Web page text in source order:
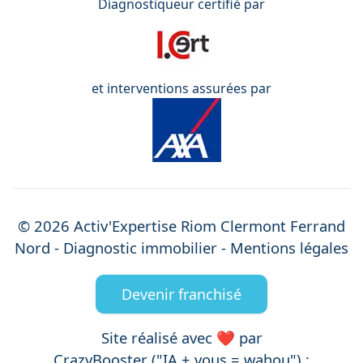
Diagnostiqueur certifié par
et interventions assurées par
© 2026 Activ'Expertise Riom Clermont Ferrand
Nord - Diagnostic immobilier - Mentions légales
Devenir franchisé
Site réalisé avec ❤️ par